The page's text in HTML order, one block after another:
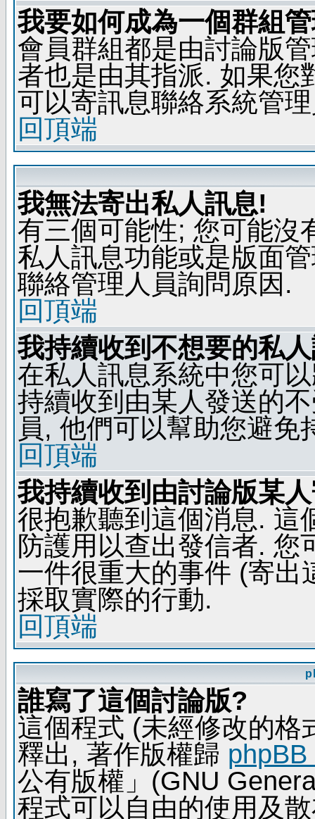
我要如何成為一個群組
會員群組都是由討論版
者也是由其指派. 如果您
可以寄訊息聯絡系統管
回頂端
我無法寄出私人訊息!
有三個可能性; 您可能沒
私人訊息功能或是版面
聯絡管理人員詢問原因.
回頂端
我持續收到不想要的私
在私人訊息系統中您可
持續收到由某人發送的
員, 他們可以幫助您避免
回頂端
我持續收到由討論版某
很抱歉聽到這個消息. 這
防護用以查出發信者. 您
一件很重大的事件 (寄出
採取實際的行動.
回頂端
誰寫了這個討論版?
這個程式 (未經修改的格
釋出, 著作版權歸
公有版權」(GNU
程式可以自由的使用及